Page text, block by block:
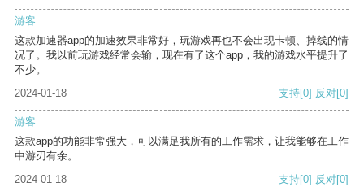
游客
这款加速器app的加速效果非常好，玩游戏再也不会出现卡顿、掉线的情
况了。我以前玩游戏经常会输，现在有了这个app，我的游戏水平提升了
不少。
2024-01-18
支持[0] 反对[0]
游客
这款app的功能非常强大，可以满足我所有的工作需求，让我能够在工作
中游刃有余。
2024-01-18
支持[0] 反对[0]